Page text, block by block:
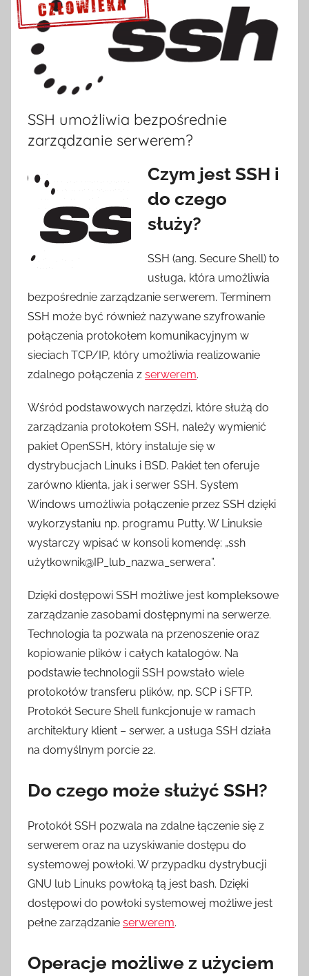
Sprawdź szczegóły >>>
SSH umożliwia bezpośrednie
zarządzanie serwerem?
Czym jest SSH i
do czego
służy?
SSH (ang. Secure Shell) to
usługa, która umożliwia
bezpośrednie zarządzanie serwerem. Terminem
SSH może być również nazywane szyfrowanie
połączenia protokołem komunikacyjnym w
sieciach TCP/IP, który umożliwia realizowanie
zdalnego połączenia z serwerem.
Wśród podstawowych narzędzi, które służą do
zarządzania protokołem SSH, należy wymienić
pakiet OpenSSH, który instaluje się w
dystrybucjach Linuks i BSD. Pakiet ten oferuje
zarówno klienta, jak i serwer SSH. System
Windows umożliwia połączenie przez SSH dzięki
wykorzystaniu np. programu Putty. W Linuksie
wystarczy wpisać w konsoli komendę: „ssh
użytkownik@IP_lub_nazwa_serwera”.
Dzięki dostępowi SSH możliwe jest kompleksowe
zarządzanie zasobami dostępnymi na serwerze.
Technologia ta pozwala na przenoszenie oraz
kopiowanie plików i całych katalogów. Na
podstawie technologii SSH powstało wiele
protokołów transferu plików, np. SCP i SFTP.
Protokół Secure Shell funkcjonuje w ramach
architektury klient – serwer, a usługa SSH działa
na domyślnym porcie 22.
Do czego może służyć SSH?
Protokół SSH pozwala na zdalne łączenie się z
serwerem oraz na uzyskiwanie dostępu do
systemowej powłoki. W przypadku dystrybucji
GNU lub Linuks powłoką tą jest bash. Dzięki
dostępowi do powłoki systemowej możliwe jest
pełne zarządzanie serwerem.
Operacje możliwe z użyciem